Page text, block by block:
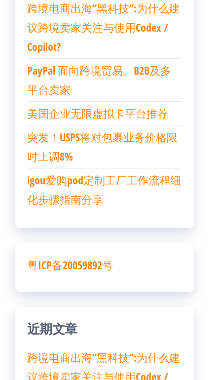
跨境电商出海“黑科技”:为什么建
议跨境卖家关注与使用Codex /
Copilot?
PayPal 面向跨境贸易、B2B及多
平台卖家
美国企业无限虚拟卡平台推荐
突发！USPS将对包裹业务价格限
时上调8%
igou爱购pod定制工厂工作流程细
化步骤指南分享
粤ICP备20059892号
近期文章
跨境电商出海“黑科技”:为什么建
议跨境卖家关注与使用Codex /